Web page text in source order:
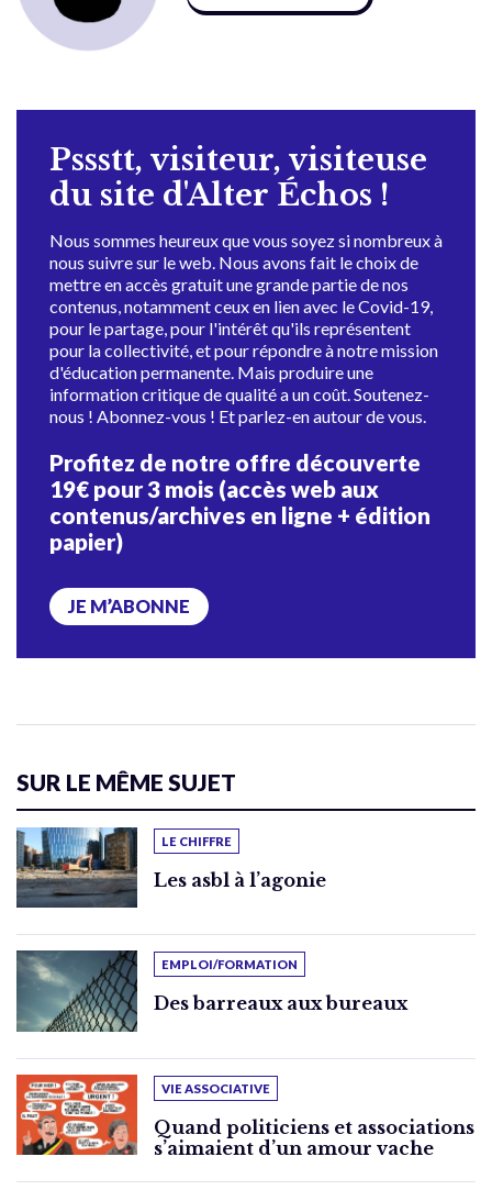
Pssstt, visiteur, visiteuse
du site d'Alter Échos !
Nous sommes heureux que vous soyez si nombreux à
nous suivre sur le web. Nous avons fait le choix de
mettre en accès gratuit une grande partie de nos
contenus, notamment ceux en lien avec le Covid-19,
pour le partage, pour l'intérêt qu'ils représentent
pour la collectivité, et pour répondre à notre mission
d'éducation permanente. Mais produire une
information critique de qualité a un coût. Soutenez-
nous ! Abonnez-vous ! Et parlez-en autour de vous.
Profitez de notre offre découverte
19€ pour 3 mois (accès web aux
contenus/archives en ligne + édition
papier)
JE M’ABONNE
SUR LE MÊME SUJET
LE CHIFFRE
Les asbl à l’agonie
EMPLOI/FORMATION
Des barreaux aux bureaux
VIE ASSOCIATIVE
Quand politiciens et associations
s’aimaient d’un amour vache